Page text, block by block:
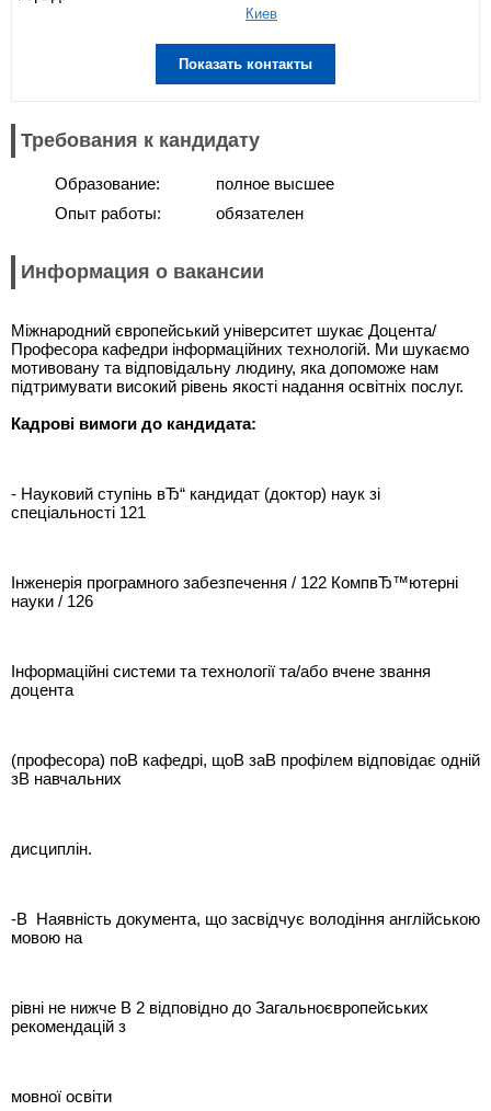
Киев
Показать контакты
Требования к кандидату
Образование:
Опыт работы:
полное высшее
обязателен
Информация о вакансии
Міжнародний європейський університет шукає Доцента/
Професора кафедри інформаційних технологій. Ми шукаємо
мотивовану та відповідальну людину, яка допоможе нам
підтримувати високий рівень якості надання освітніх послуг.
Кадрові вимоги до кандидата:
- Науковий ступінь вЂ“ кандидат (доктор) наук зі
спеціальності 121
Інженерія програмного забезпечення / 122 КомпвЂ™ютерні
науки / 126
Інформаційні системи та технології та/або вчене звання
доцента
(професора) поВ кафедрі, щоВ заВ профілем відповідає одній
зВ навчальних
дисциплін.
-В Наявність документа, що засвідчує володіння англійською
мовою на
рівні не нижче В 2 відповідно до Загальноєвропейських
рекомендацій з
мовної освіти